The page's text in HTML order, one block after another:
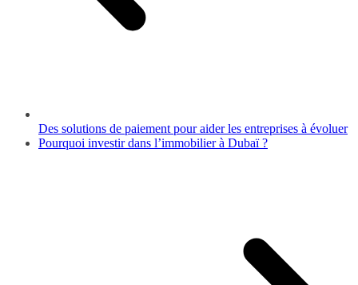
Des solutions de paiement pour aider les entreprises à évoluer
Pourquoi investir dans l’immobilier à Dubaï ?